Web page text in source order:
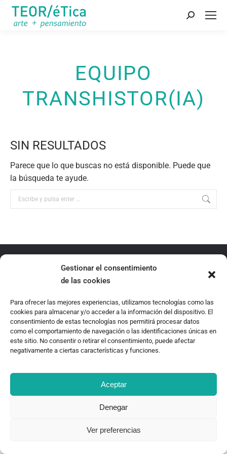
Gestionar el consentimiento
de las cookies
Para ofrecer las mejores experiencias, utilizamos tecnologías como las
cookies para almacenar y/o acceder a la información del dispositivo. El
consentimiento de estas tecnologías nos permitirá procesar datos
como el comportamiento de navegación o las identificaciones únicas en
este sitio. No consentir o retirar el consentimiento, puede afectar
negativamente a ciertas características y funciones.
Aceptar
Denegar
Ver preferencias
Buscar:
EQUIPO
TRANSHISTOR(IA)
SIN RESULTADOS
Parece que lo que buscas no está disponible. Puede que
la búsqueda te ayude.
Buscar: